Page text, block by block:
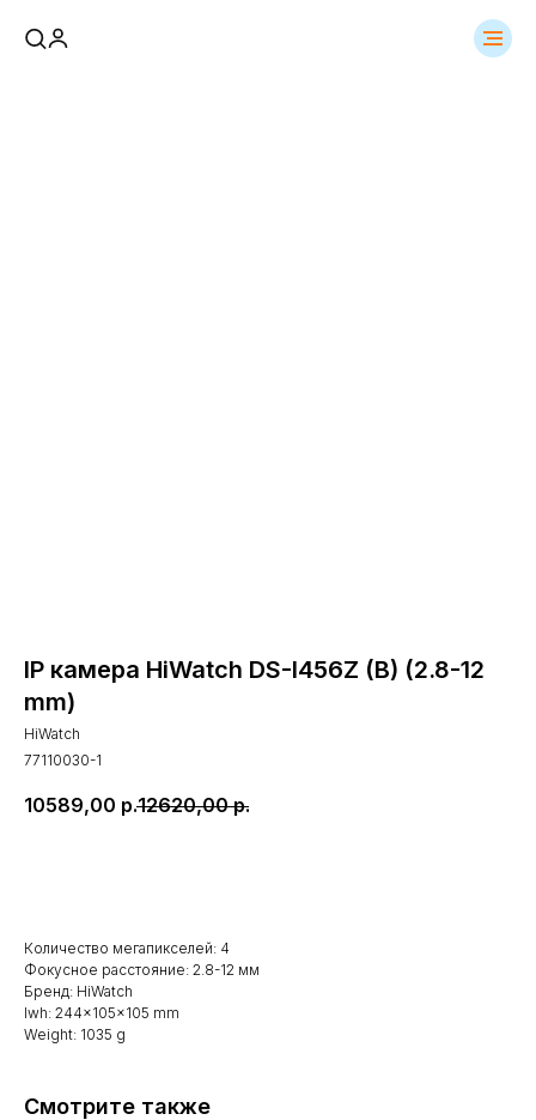
IP камера HiWatch DS-I456Z (B) (2.8-12
mm)
HiWatch
77110030-1
10589,00 р.12620,00 р.
Количество мегапикселей: 4
Фокусное расстояние: 2.8-12 мм
Бренд: HiWatch
lwh: 244x105x105 mm
Weight: 1035 g
Смотрите также